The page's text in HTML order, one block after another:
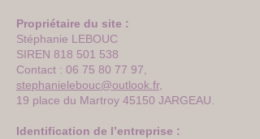
Propriétaire du site :
Stéphanie LEBOUC
SIREN 818 501 538
Contact : 06 75 80 77 97
stephanielebouc@outlook.fr,
19 place du Martroy 45150 JARGEAU.
Identification de l’entreprise :